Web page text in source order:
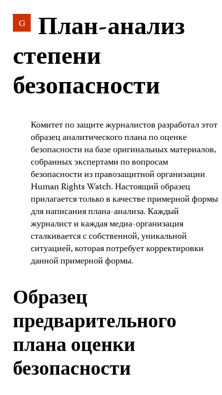
G План-анализ
степени
безопасности
Комитет по защите журналистов разработал этот
образец аналитического плана по оценке
безопасности на базе оригинальных материалов,
собранных экспертами по вопросам
безопасности из правозащитной организации
Human Rights Watch. Настоящий образец
прилагается только в качестве примерной формы
для написания плана-анализа. Каждый
журналист и каждая медиа-организация
сталкивается с собственной, уникальной
ситуацией, которая потребует корректировки
данной примерной формы.
Образец
предварительного
плана оценки
безопасности